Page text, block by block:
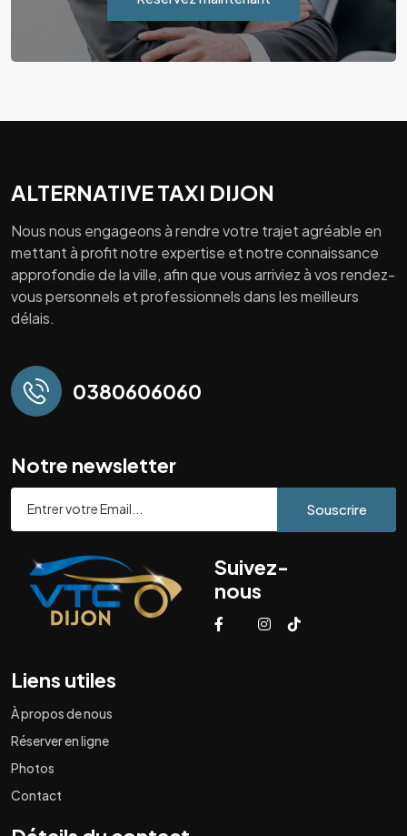
ALTERNATIVE TAXI DIJON
Nous nous engageons à rendre votre trajet agréable en
mettant à profit notre expertise et notre connaissance
approfondie de la ville, afin que vous arriviez à vos rendez-
vous personnels et professionnels dans les meilleurs
délais.
0380606060
Notre newsletter
Souscrire
Suivez-
nous
Liens utiles
À propos de nous
Réserver en ligne
Photos
Contact